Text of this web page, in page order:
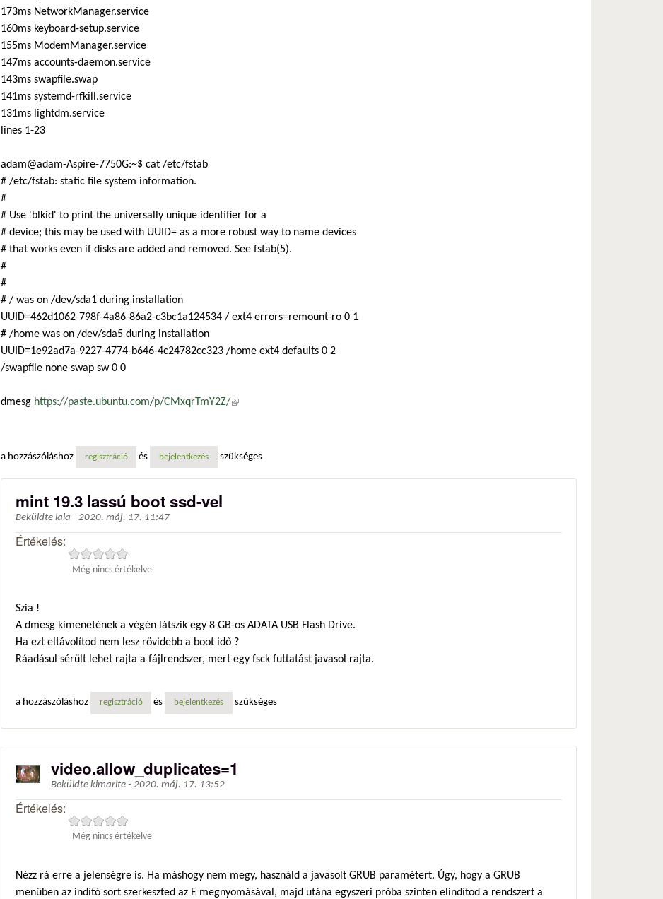
173ms NetworkManager.service
160ms keyboard-setup.service
155ms ModemManager.service
147ms accounts-daemon.service
143ms swapfile.swap
141ms systemd-rfkill.service
131ms lightdm.service
lines 1-23
adam@adam-Aspire-7750G:~$ cat /etc/fstab
# /etc/fstab: static file system information.
#
# Use 'blkid' to print the universally unique identifier for a
# device; this may be used with UUID= as a more robust way to name devices
# that works even if disks are added and removed. See fstab(5).
#
#
# / was on /dev/sda1 during installation
UUID=462d1062-798f-4a86-86a2-c3bc1a124534 / ext4 errors=remount-ro 0 1
# /home was on /dev/sda5 during installation
UUID=1e92ad7a-9227-4774-b646-4c24782cc323 /home ext4 defaults 0 2
/swapfile none swap sw 0 0
dmesg https://paste.ubuntu.com/p/CMxqrTmY2Z/(külső hivatkozás)
a hozzászóláshoz regisztráció és bejelentkezés szükséges
mint 19.3 lassú boot ssd-vel
Beküldte lala - 2020. máj. 17. 11:47
Értékelés:
Még nincs értékelve
Szia !
A dmesg kimenetének a végén látszik egy 8 GB-os ADATA USB Flash Drive.
Ha ezt eltávolítod nem lesz rövidebb a boot idő ?
Ráadásul sérült lehet rajta a fájlrendszer, mert egy fsck futtatást javasol rajta.
a hozzászóláshoz regisztráció és bejelentkezés szükséges
video.allow_duplicates=1
Beküldte kimarite - 2020. máj. 17. 13:52
Értékelés:
Még nincs értékelve
Nézz rá erre a jelenségre is. Ha máshogy nem megy, használd a javasolt GRUB paramétert. Úgy, hogy a GRUB
menüben az indító sort szerkeszted az E megnyomásával, majd utána egyszeri próba szinten elindítod a rendszert a